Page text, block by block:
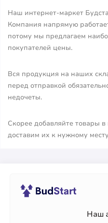
Наш интернет-маркет
Компания напрямую
потому мы предлагаем
покупателей цены.
Вся продукция на наших
перед отправкой
недочеты.
Скорее добавляйте товары
доставим их к нужному
Наш